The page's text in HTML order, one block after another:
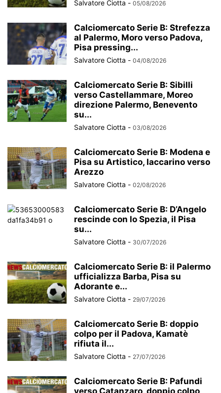
Salvatore Ciotta - 05/08/2026
Calciomercato Serie B: Strefezza
al Palermo, Moro verso Padova,
Pisa pressing...
Salvatore Ciotta - 04/08/2026
Calciomercato Serie B: Sibilli
verso Castellammare, Moreo
direzione Palermo, Benevento
su...
Salvatore Ciotta - 03/08/2026
Calciomercato Serie B: Modena e
Pisa su Artistico, Iaccarino verso
Arezzo
Salvatore Ciotta - 02/08/2026
Calciomercato Serie B: D’Angelo
rescinde con lo Spezia, il Pisa
su...
Salvatore Ciotta - 30/07/2026
Calciomercato Serie B: il Palermo
ufficializza Barba, Pisa su
Adorante e...
Salvatore Ciotta - 29/07/2026
Calciomercato Serie B: doppio
colpo per il Padova, Kamatè
rifiuta il...
Salvatore Ciotta - 27/07/2026
Calciomercato Serie B: Pafundi